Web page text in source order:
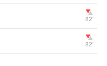
82‎’‎
82‎’‎